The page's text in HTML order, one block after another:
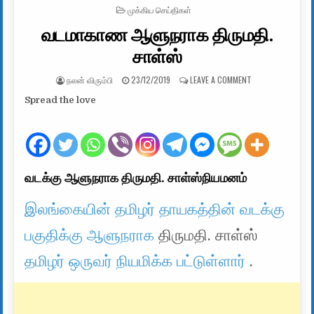
POSTED IN
முக்கிய செய்திகள்
வடமாகாண ஆளுநராக திருமதி.
சாள்ஸ்
AUTHOR:
நலன் விரும்பி PUBLISHED DATE:
23/12/2019 LEAVE A COMMENTON வடமாகாண
Spread the love
வடக்கு ஆளுநராக திருமதி. சாள்ஸ்நியமனம்
இலங்கையின் தமிழர் தாயகத்தின் வடக்கு
பகுதிக்கு ஆளுநராக திருமதி. சாள்ஸ்
தமிழர் ஒருவர் நியமிக்க பட்டுள்ளார் .